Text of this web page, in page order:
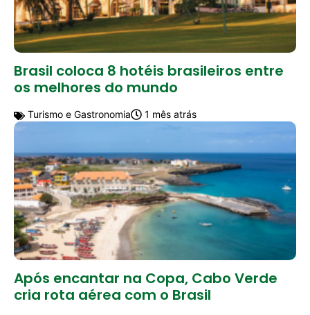
Brasil coloca 8 hotéis brasileiros entre
os melhores do mundo
Turismo e Gastronomia 1 mês atrás
Após encantar na Copa, Cabo Verde
cria rota aérea com o Brasil